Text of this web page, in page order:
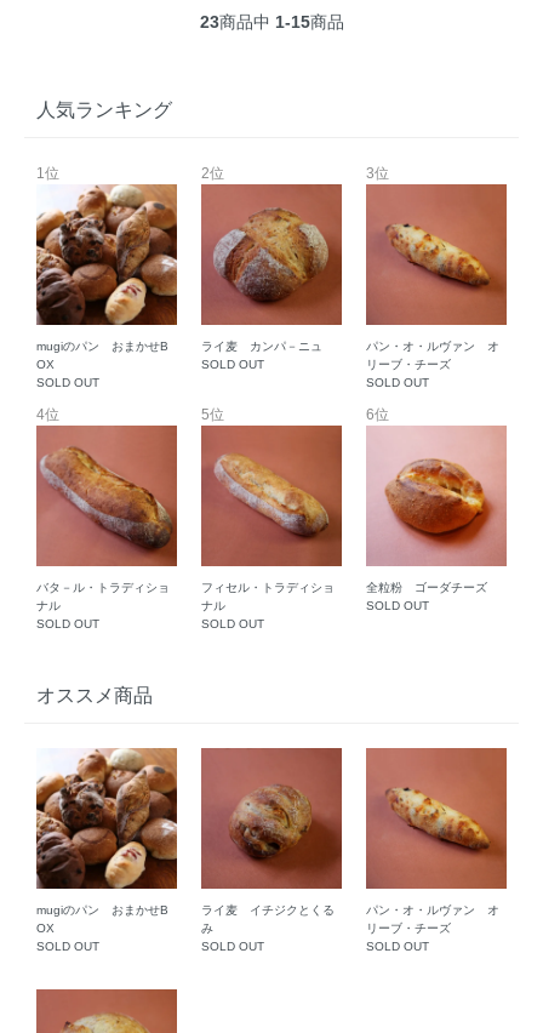
23商品中 1-15商品
人気ランキング
1位
mugiのパン おまかせB
OX
SOLD OUT
2位
ライ麦 カンパ－ニュ
SOLD OUT
3位
パン・オ・ルヴァン オ
リーブ・チーズ
SOLD OUT
4位
バタ－ル・トラディショ
ナル
SOLD OUT
5位
フィセル・トラディショ
ナル
SOLD OUT
6位
全粒粉 ゴーダチーズ
SOLD OUT
オススメ商品
mugiのパン おまかせB
OX
SOLD OUT
ライ麦 イチジクとくる
み
SOLD OUT
パン・オ・ルヴァン オ
リーブ・チーズ
SOLD OUT